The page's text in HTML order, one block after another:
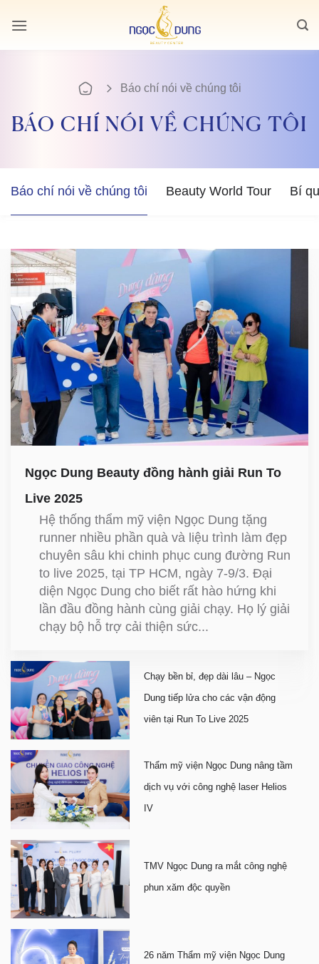
qua
Báo chí nói về chúng tôi
BÁO CHÍ NÓI VỀ CHÚNG TÔI
Báo chí nói về chúng tôi Beauty World Tour Bí
Ngọc Dung Beauty đồng hành giải Run To
Live 2025
Hệ thống thẩm mỹ viện Ngọc Dung tặng
runner nhiều phần quà và liệu trình làm đẹp
chuyên sâu khi chinh phục cung đường Run
to live 2025, tại TP HCM, ngày 7-9/3. Đại
diện Ngọc Dung cho biết rất hào hứng khi
lần đầu đồng hành cùng giải chạy. Họ lý giải
chạy bộ hỗ trợ cải thiện sức...
Chạy bền bỉ, đẹp dài lâu – Ngọc
Dung tiếp lửa cho các vận động
viên tại Run To Live 2025
Thẩm mỹ viện Ngọc Dung nâng tầm
dịch vụ với công nghệ laser Helios
IV
TMV Ngọc Dung ra mắt công nghệ
phun xăm độc quyền
26 năm Thẩm mỹ viện Ngọc Dung